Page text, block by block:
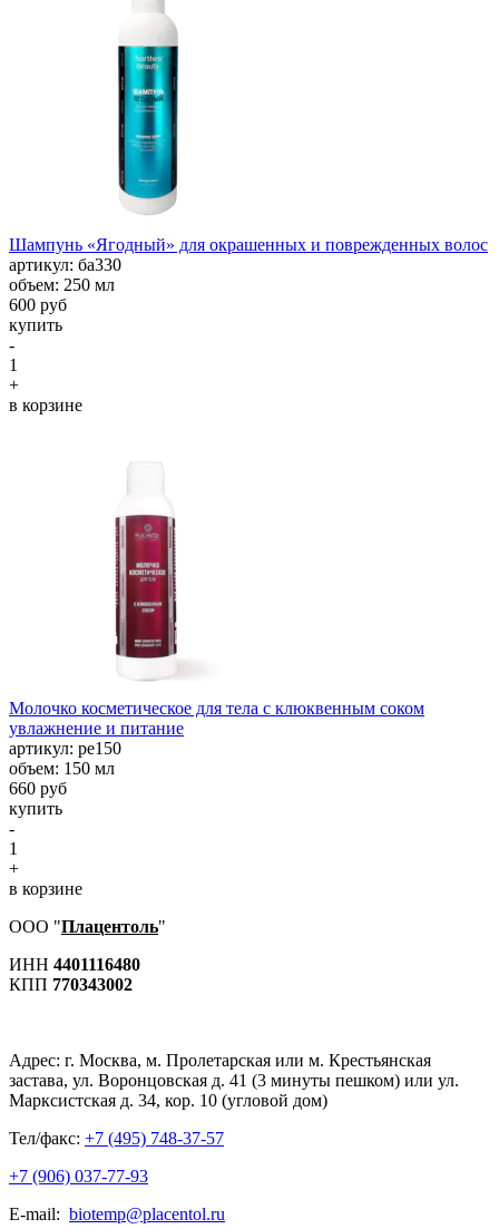
Шампунь «Ягодный» для окрашенных и поврежденных волос
aртикул: ба330
объем: 250 мл
600 руб
купить
-
1
+
в корзине
Молочко косметическое для тела с клюквенным соком
увлажнение и питание
aртикул: ре150
объем: 150 мл
660 руб
купить
-
1
+
в корзине
ООО "Плацентоль"
ИНН 4401116480
КПП 770343002
Адрес: г. Москва, м. Пролетарская или м. Крестьянская
застава, ул. Воронцовская д. 41 (3 минуты пешком) или ул.
Марксистская д. 34, кор. 10 (угловой дом)
Тел/факс: +7 (495) 748-37-57
+7 (906) 037-77-93
E-mail: biotemp@placentol.ru